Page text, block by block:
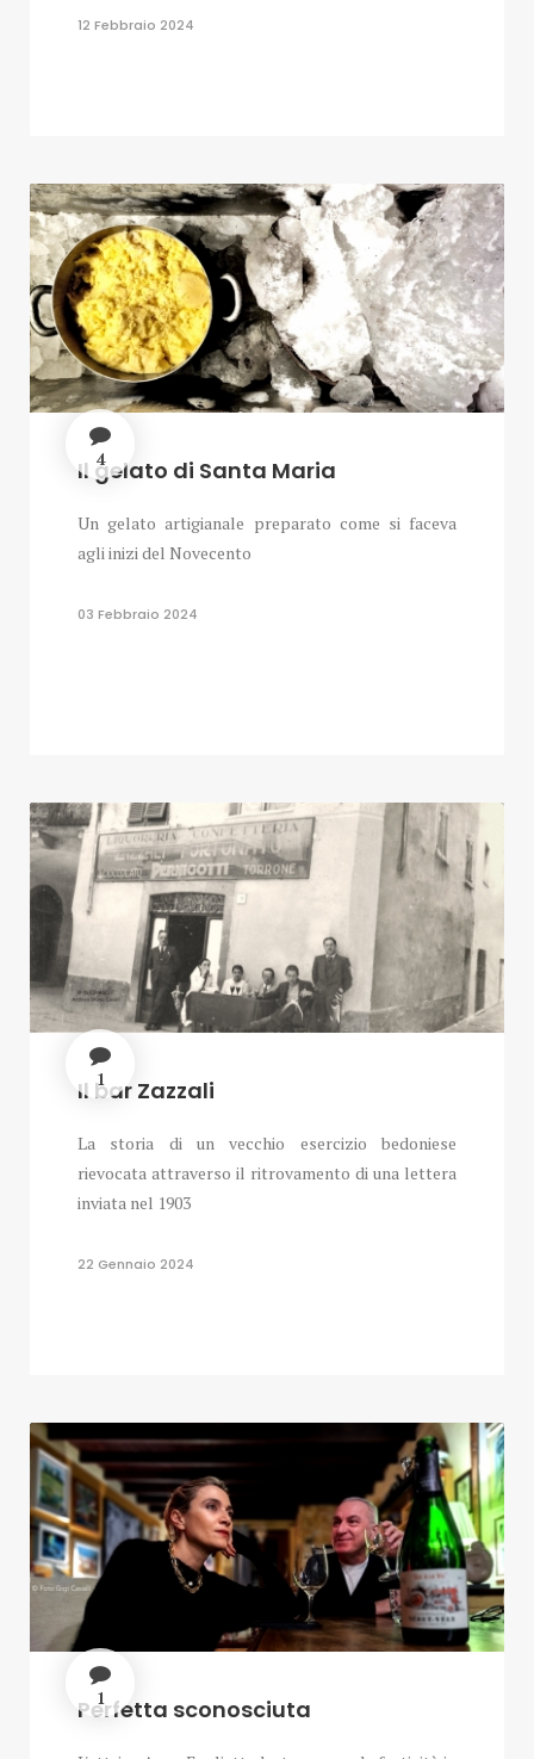
12 Febbraio 2024
4
Il gelato di Santa Maria
Un gelato artigianale preparato come si faceva
agli inizi del Novecento
03 Febbraio 2024
1
Il bar Zazzali
La storia di un vecchio esercizio bedoniese
rievocata attraverso il ritrovamento di una lettera
inviata nel 1903
22 Gennaio 2024
1
Perfetta sconosciuta